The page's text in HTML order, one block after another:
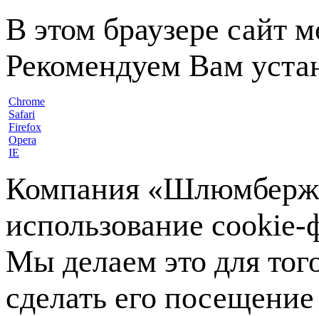
В этом браузере сайт
Рекомендуем Вам
Chrome
Safari
Firefox
Opera
IE
Компания
использование
Мы делаем это для
сделать его